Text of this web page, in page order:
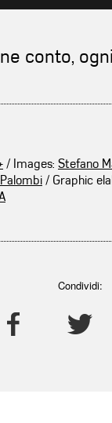
conto,
/ Images: Stefano
/ Graphic
Condividi: